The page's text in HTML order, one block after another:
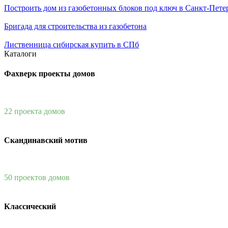
Построить дом из газобетонных блоков под ключ в Санкт-
Бригада для строительства из газобетона
Лиственница сибирская купить в СПб
Каталоги
Фахверк проекты домов
22 проекта домов
Скандинавский мотив
50 проектов домов
Классический